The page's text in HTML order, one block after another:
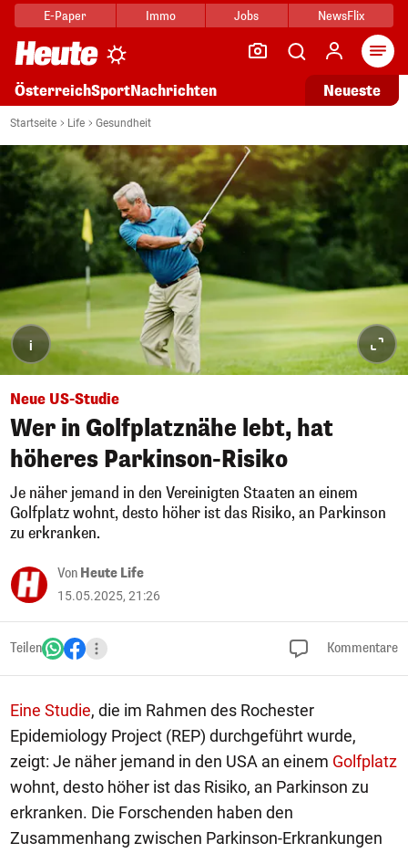
E-Paper Immo Jobs NewsFlix
ÖsterreichSportNachrichten Neueste
Startseite Life Gesundheit
i
Neue US-Studie
Wer in Golfplatznähe lebt, hat
höheres Parkinson-Risiko
Je näher jemand in den Vereinigten Staaten an einem
Golfplatz wohnt, desto höher ist das Risiko, an Parkinson
zu erkranken.
Von Heute Life
15.05.2025, 21:26
Teilen Kommentare
Eine Studie, die im Rahmen des Rochester
Epidemiology Project (REP) durchgeführt wurde,
zeigt: Je näher jemand in den USA an einem Golfplatz
wohnt, desto höher ist das Risiko, an Parkinson zu
erkranken. Die Forschenden haben den
Zusammenhang zwischen Parkinson-Erkrankungen